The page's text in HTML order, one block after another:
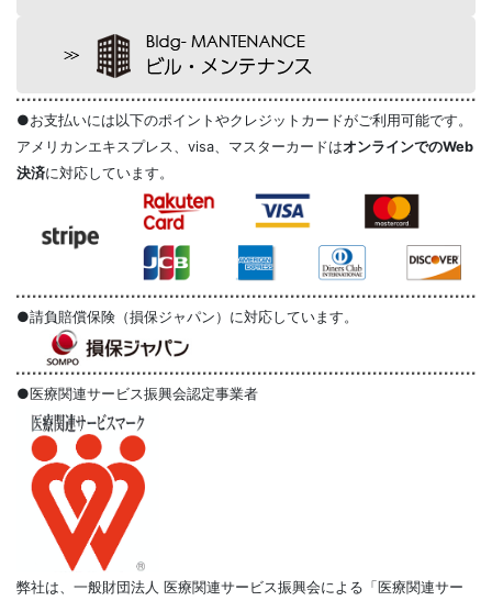
●お支払いには以下のポイントやクレジットカードがご利用可能です。
アメリカンエキスプレス、visa、マスターカードはオンラインでのWeb
決済に対応しています。
●請負賠償保険（損保ジャパン）に対応しています。
●医療関連サービス振興会認定事業者
弊社は、一般財団法人 医療関連サービス振興会による「医療関連サー